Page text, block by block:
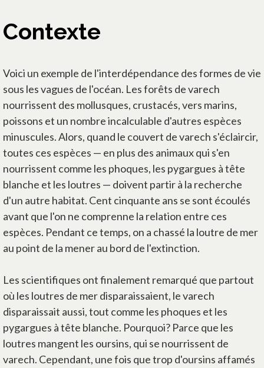
Contexte
Voici un exemple de l'interdépendance des formes de vie
sous les vagues de l'océan. Les forêts de varech
nourrissent des mollusques, crustacés, vers marins,
poissons et un nombre incalculable d'autres espèces
minuscules. Alors, quand le couvert de varech s'éclaircir,
toutes ces espèces — en plus des animaux qui s'en
nourrissent comme les phoques, les pygargues à tête
blanche et les loutres — doivent partir à la recherche
d'un autre habitat. Cent cinquante ans se sont écoulés
avant que l'on ne comprenne la relation entre ces
espèces. Pendant ce temps, on a chassé la loutre de mer
au point de la mener au bord de l'extinction.
Les scientifiques ont finalement remarqué que partout
où les loutres de mer disparaissaient, le varech
disparaissait aussi, tout comme les phoques et les
pygargues à tête blanche. Pourquoi? Parce que les
loutres mangent les oursins, qui se nourrissent de
varech. Cependant, une fois que trop d'oursins affamés